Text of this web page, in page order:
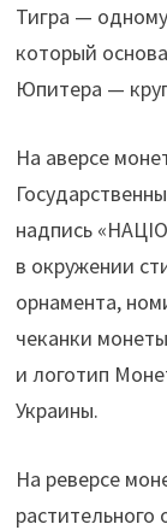
Тигра —
который
Юпитера —
На аверсе
надпись
в окружении
орнамента,
чеканки
и логотип
Украины.
На реверсе
растительного